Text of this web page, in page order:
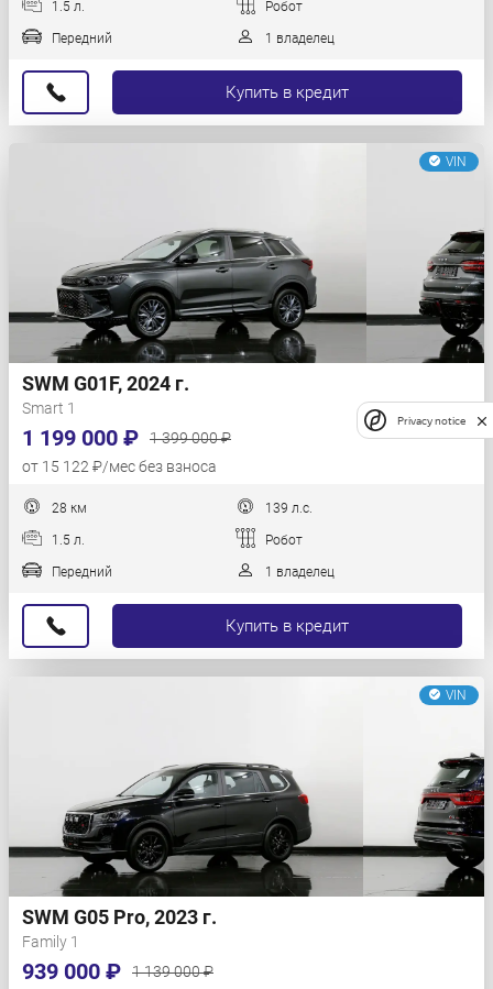
1.5 л. Робот
Передний 1 владелец
Купить в кредит
VIN
SWM G01F, 2024 г.
Smart 1
1 199 000 ₽
1 399 000 ₽
от 15 122 ₽/мес без взноса
28 км 139 л.с.
1.5 л. Робот
Передний 1 владелец
Купить в кредит
VIN
SWM G05 Pro, 2023 г.
Family 1
939 000 ₽
1 139 000 ₽
Privacy notice